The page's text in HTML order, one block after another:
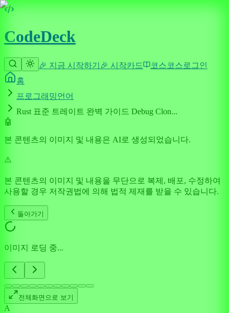
CodeDeck
🎉 지금 시작하기 🎉 시작카드 코스코스 로그인
홈
프로그래밍언어
Rust 표준 트레이트 완벽 가이드 Debug Clon...
🤖
본 콘텐츠의 이미지 및 내용은 AI로 생성되었습니다.
⚠️
본 콘텐츠의 이미지 및 내용을 무단으로 복제, 배포, 수정하여
사용할 경우 저작권법에 의해 법적 제재를 받을 수 있습니다.
돌아가기
이미지 로딩 중...
전체화면으로 보기
A